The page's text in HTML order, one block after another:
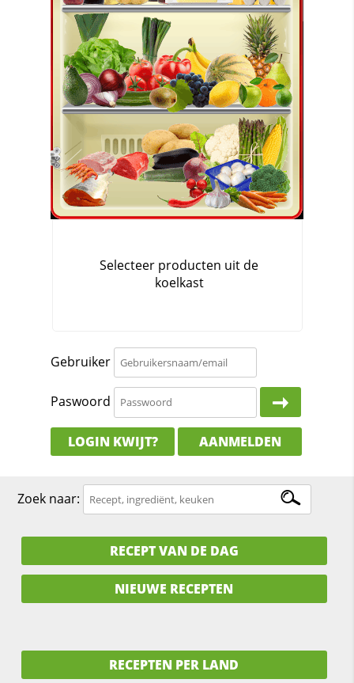
Gebruiker
Paswoord
LOGIN KWIJT? AANMELDEN
Zoek naar:
RECEPT VAN DE DAG
NIEUWE RECEPTEN
RECEPTEN PER LAND